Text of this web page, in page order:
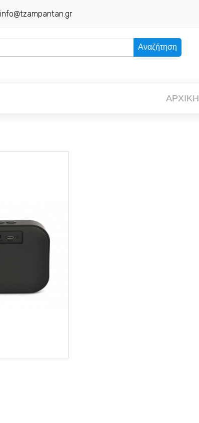
info@tzampantan.gr
Αναζήτηση
ΑΡΧΙΚΗ